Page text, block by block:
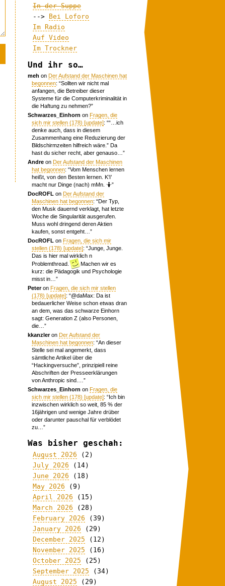
In der Suppe
-->
Bei Loforo
Im Radio
Auf Video
Im Trockner
Und ihr so…
meh onDer Aufstand der Maschinen hat
begonnen: “Sollten wir nicht mal
anfangen, die Betreiber dieser
Systeme für die Computerkriminalität in
die Haftung zu nehmen?”
Schwarzes_Einhorn onFragen, die
sich mir stellen (178) [update]: ““…ich
denke auch, dass in diesem
Zusammenhang eine Reduzierung der
Bildschirmzeiten hilfreich wäre.” Da
hast du sicher recht, aber genauso… ”
Andre onDer Aufstand der Maschinen
hat begonnen: “Vom Menschen lernen
heißt, von den Besten lernen. K’I’
macht nur Dinge (nach) mMn. 🤷”
DocROFL onDer Aufstand der
Maschinen hat begonnen: “Der Typ,
den Musk dauernd verklagt, hat letzte
Woche die Singularität ausgerufen.
Muss wohl dringend deren Aktien
kaufen, sonst entgeht… ”
DocROFL onFragen, die sich mir
stellen (178) [update]: “Junge, Junge.
Das is hier mal wirklich n
Problemthread.
Machen wir es
kurz: die Pädagogik und Psychologie
misst in… ”
PeteronFragen, die sich mir stellen
(178) [update]: “@daMax: Da ist
bedauerlicher Weise schon etwas dran
an dem, was das schwarze Einhorn
sagt: Generation Z (also Personen,
die… ”
kkanzleronDer Aufstand der
Maschinen hat begonnen: “An dieser
Stelle sei mal angemerkt, dass
sämtliche Artikel über die
“Hackingversuche”, prinzipiell reine
Abschriften der Presseerklärungen
von Anthropic sind.… ”
Schwarzes_Einhorn onFragen, die
sich mir stellen (178) [update]: “Ich bin
inzwischen wirklich so weit, 85 % der
16jährigen und wenige Jahre drüber
oder darunter pauschal für verblödet
zu… ”
Was bisher geschah:
August 2026 (2)
July 2026 (14)
June 2026 (18)
May 2026 (9)
April 2026 (15)
March 2026 (28)
February 2026 (39)
January 2026 (29)
December 2025 (12)
November 2025 (16)
October 2025 (25)
September 2025 (34)
August 2025 (29)